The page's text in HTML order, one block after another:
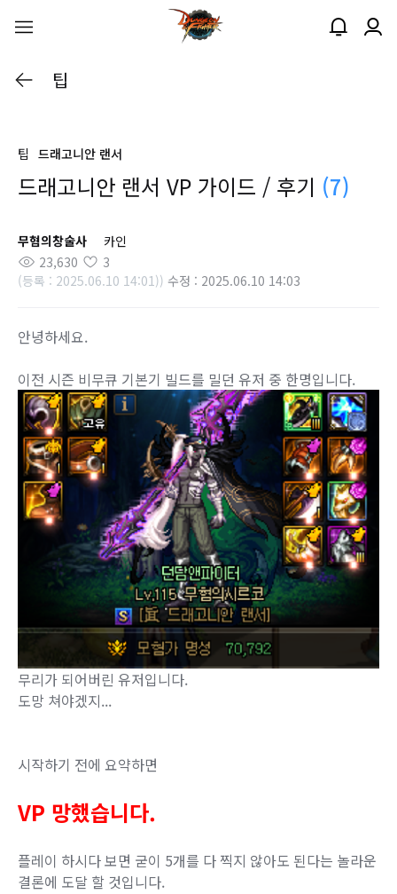
팁
팁 드래고니안 랜서
드래고니안 랜서 VP 가이드 / 후기 (7)
무혐의창술사
카인
23,630
3
(등록 : 2025.06.10 14:01)) 수정 : 2025.06.10 14:03
안녕하세요.
이전 시즌 비무큐 기본기 빌드를 밀던 유저 중 한명입니다.
무리가 되어버린 유저입니다.
도망 쳐야겠지...
시작하기 전에 요약하면
VP 망했습니다.
플레이 하시다 보면 굳이 5개를 다 찍지 않아도 된다는 놀라운
결론에 도달 할 것입니다.